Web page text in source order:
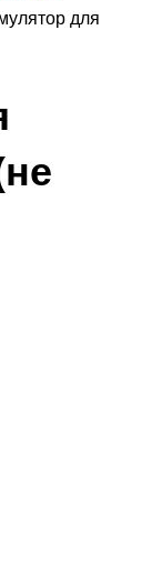
для